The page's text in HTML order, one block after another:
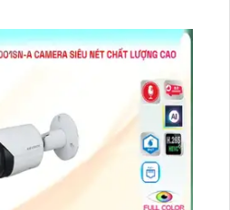
bỏ lỡ bất kỳ sự kiện nào,